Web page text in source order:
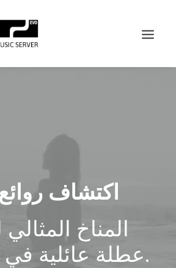
اكتشاف
المناخ
عطلة عائلية في الشمس.